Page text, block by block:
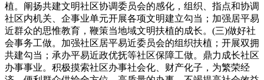
植。阐扬共建文明社区协调委员会的感化，组织、指点和协调
社区内机关、企事业单元开展各项文明建立勾当；加强居平易
近群众的思惟教育，鞭策当地域文明扶植的成长。(三)做好社
会事务工做。加强社区居平易近委员会的组织扶植；开展双拥
共建勾当；承办平易近政优抚等社区保障工做。鼎力成长社区
办事事业。积极摸索社区办事社会化、财产化子，为繁荣经